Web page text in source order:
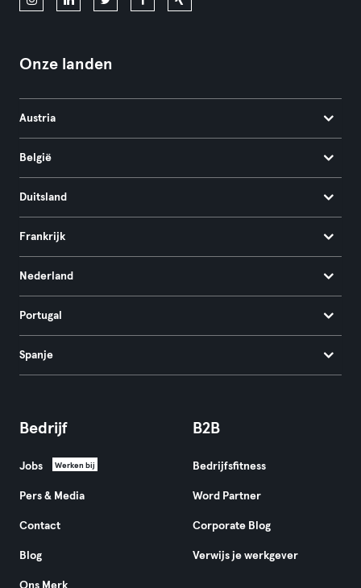
Onze landen
Austria
België
Duitsland
Frankrijk
Nederland
Portugal
Spanje
Bedrijf
Jobs Werken bij
Pers & Media
Contact
Blog
Ons Merk
B2B
Bedrijfsfitness
Word Partner
Corporate Blog
Verwijs je werkgever